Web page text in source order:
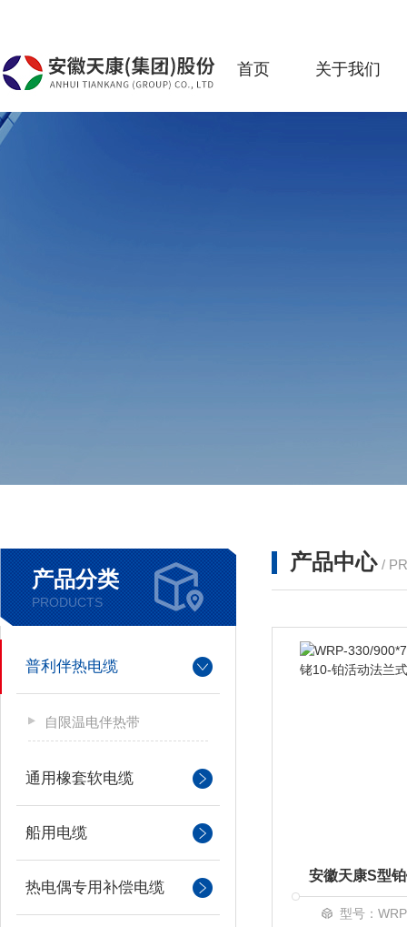
首页 关于我们
产品分类
PRODUCTS
普利伴热电缆
自限温电伴热带
通用橡套软电缆
船用电缆
热电偶专用补偿电缆
产品中心 /
型号：